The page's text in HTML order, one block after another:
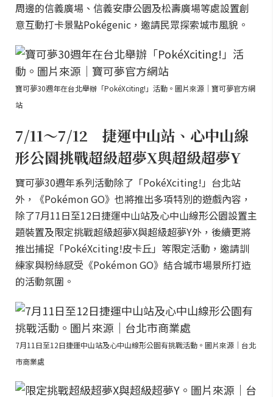
周邊的信義廣場、信義安康公園及松壽廣場等處設置創
意互動打卡景點Pokégenic，邀請民眾探索城市風貌。
寶可夢30週年在台北舉辦「PokéXciting!」活動。圖片來源｜寶可夢官方網
站
7/11～7/12 捷運中山站、心中山線
形公園挑戰超級超夢X與超級超夢Y
寶可夢30週年系列活動除了「PokéXciting!」台北站
外，《Pokémon GO》也將推出多項特別的遊戲內容，
除了7月11日至12日捷運中山站及心中山線形公園設置主
題裝置及限定挑戰超級超夢X與超級超夢Y外，後續更將
推出捕捉「PokéXciting!皮卡丘」等限定活動，邀請訓
練家與粉絲感受《Pokémon GO》結合城市場景所打造
的活動氛圍。
7月11日至12日捷運中山站及心中山線形公園有挑戰活動。圖片來源｜台北
市商業處